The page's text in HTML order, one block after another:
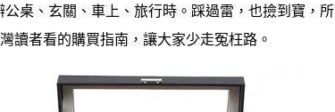
公桌、玄關、車上、旅行時。踩過雷，也撿到寶，所
讀者看的購買指南，讓大家少走冤枉路。